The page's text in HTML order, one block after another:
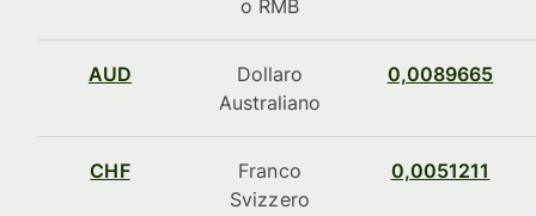
o RMB
AUD
Dollaro
Australiano
0,0089665
CHF
Franco
Svizzero
0,0051211